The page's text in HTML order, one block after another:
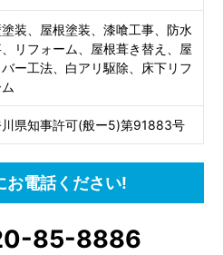
装、屋根塗装、漆喰工事、防水
リフォーム、屋根葺き替え、屋
ー工法、白アリ駆除、床下リフ
県知事許可(般ー5)第91883号
お電話ください!
85-8886